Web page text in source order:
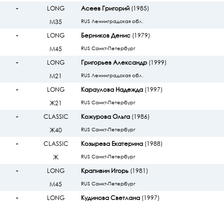
-
LONG
М35
Асеев Григорий(1985)
RUS Ленинградская обл.
-
LONG
М45
Берников Денис(1979)
RUS Санкт-Петербург
-
LONG
М21
Григорьев Александр(1999)
RUS Ленинградская обл.
-
LONG
Ж21
Караулова Надежда(1997)
RUS Санкт-Петербург
-
CLASSIC
Ж40
Кожурова Ольга(1986)
RUS Санкт-Петербург
-
CLASSIC
Ж
Козырева Екатерина(1988)
RUS Санкт-Петербург
-
LONG
М45
Крапивин Игорь(1981)
RUS Санкт-Петербург
-
LONG
Кудинова Светлана(1997)